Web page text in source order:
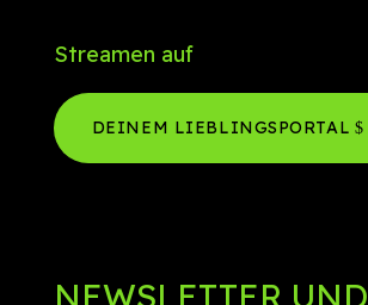
Streamen auf
DEINEM LIEBLINGSPORTAL
NEWSLETTER UND